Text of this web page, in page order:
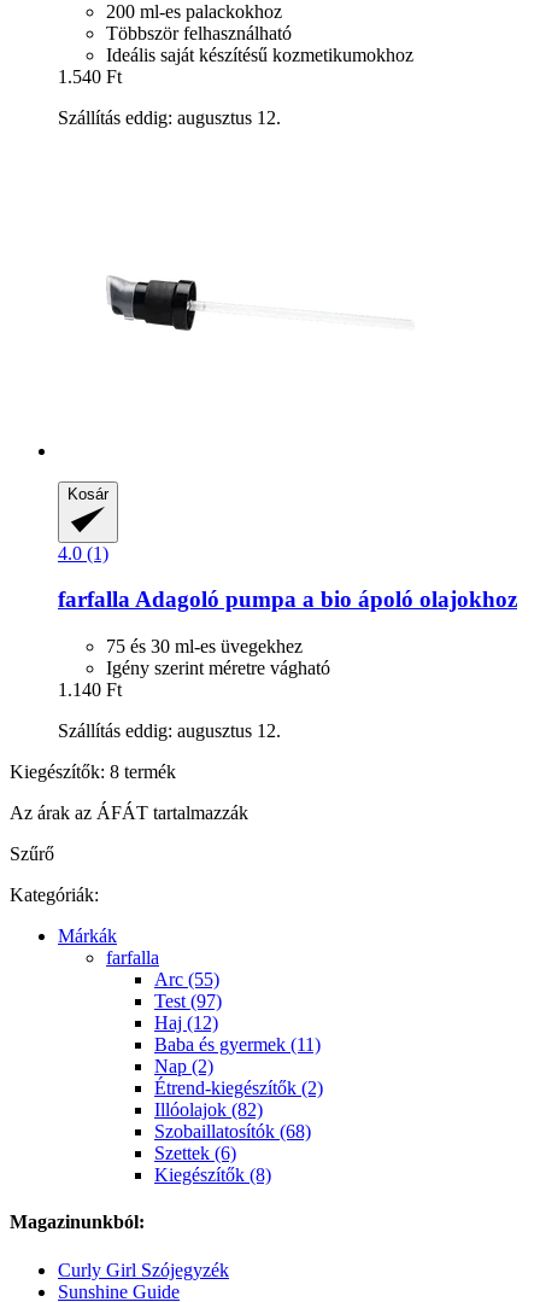
200 ml-es palackokhoz
Többször felhasználható
Ideális saját készítésű kozmetikumokhoz
1.540 Ft
Szállítás eddig: augusztus 12.
Kosár
4.0 (1)
farfallaAdagoló pumpa a bio ápoló olajokhoz
75 és 30 ml-es üvegekhez
Igény szerint méretre vágható
1.140 Ft
Szállítás eddig: augusztus 12.
Kiegészítők: 8 termék
Az árak az ÁFÁT tartalmazzák
Szűrő
Kategóriák:
Márkák
farfalla
Arc (55)
Test (97)
Haj (12)
Baba és gyermek (11)
Nap (2)
Étrend-kiegészítők (2)
Illóolajok (82)
Szobaillatosítók (68)
Szettek (6)
Kiegészítők (8)
Magazinunkból:
Curly Girl Szójegyzék
Sunshine Guide